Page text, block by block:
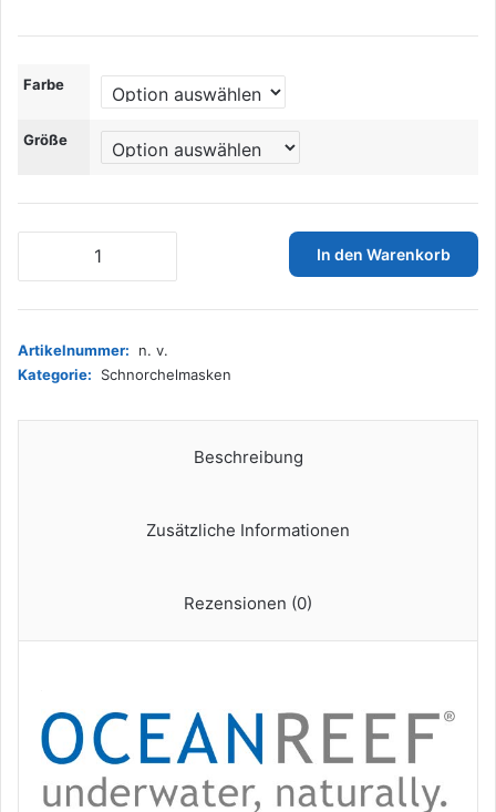
Farbe
Größe
ARIA
Schnorchelmaske
-
Größe
Menge
In den Warenkorb
Artikelnummer:
n. v.
Kategorie:
Schnorchelmasken
Beschreibung
Zusätzliche Informationen
Rezensionen (0)